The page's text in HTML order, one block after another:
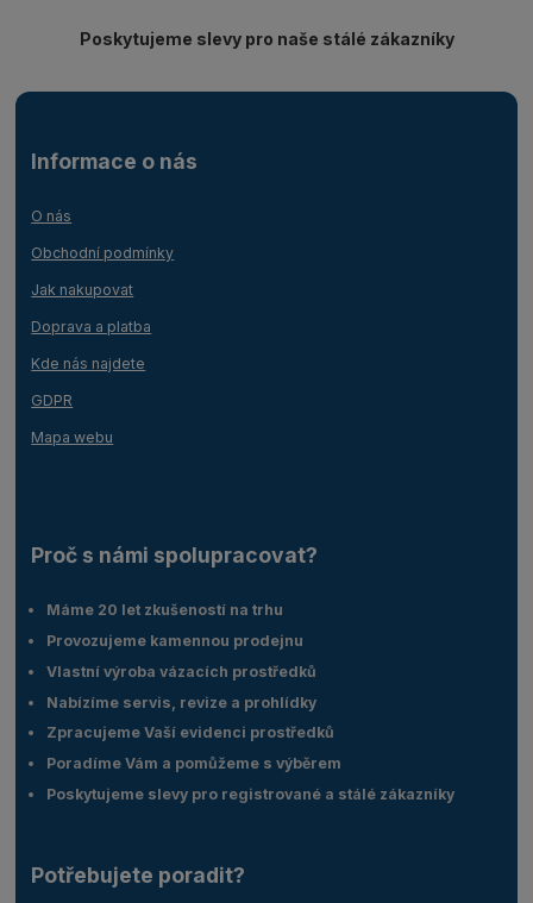
Poskytujeme slevy pro naše stálé zákazníky
Informace o nás
O nás
Obchodní podmínky
Jak nakupovat
Doprava a platba
Kde nás najdete
GDPR
Mapa webu
Proč s námi spolupracovat?
Máme 20 let zkušeností na trhu
Provozujeme kamennou prodejnu
Vlastní výroba vázacích prostředků
Nabízíme servis, revize a prohlídky
Zpracujeme Vaší evidenci prostředků
Poradíme Vám a pomůžeme s výběrem
Poskytujeme slevy pro registrované a stálé zákazníky
Potřebujete poradit?